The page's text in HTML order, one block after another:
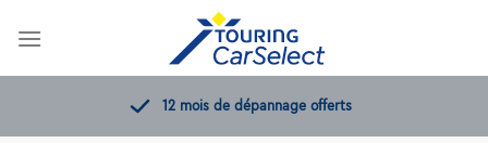
11.000+voitures disponibles